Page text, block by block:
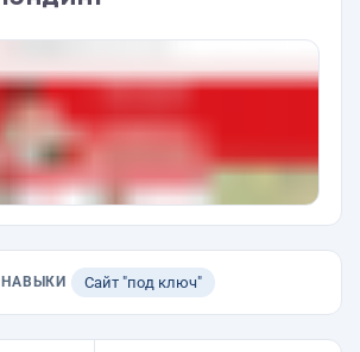
Сайт "под ключ"